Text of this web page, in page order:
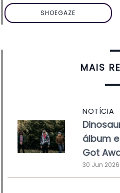
SHOEGAZE
MAIS
NOTÍCIA
álbum
Got
30 Jun